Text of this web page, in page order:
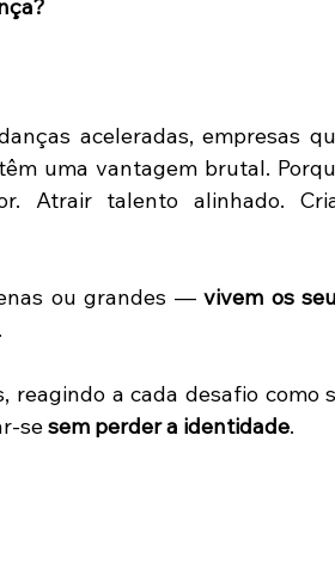
aceleradas, empresas
têm uma vantagem brutal.
Atrair talento alinhado.
ou grandes — vivem os
reagindo a cada desafio como
se sem perder a identidade.